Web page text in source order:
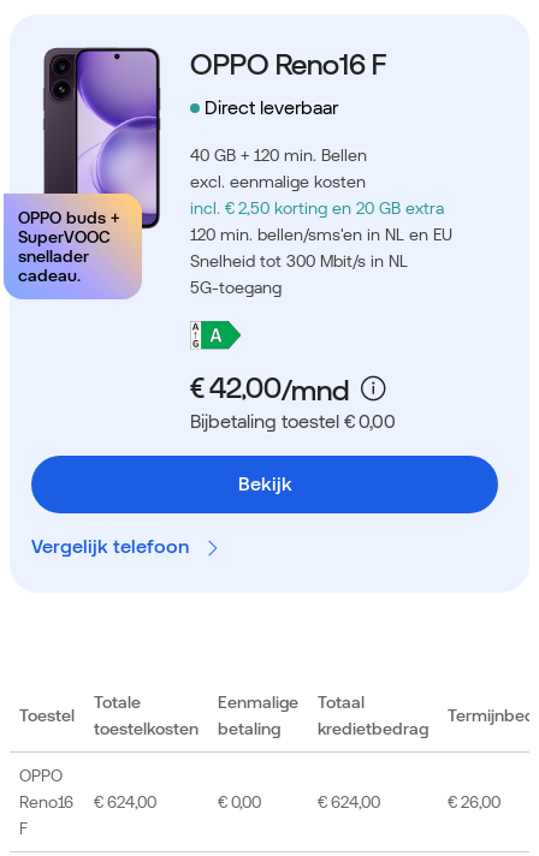
OPPO buds +
SuperVOOC
snellader
cadeau.
OPPO Reno16 F
Direct leverbaar
40 GB + 120 min. Bellen
excl. eenmalige kosten
incl. € 2,50 korting en 20 GB extra
120 min. bellen/sms'en in NL en EU
Snelheid tot 300 Mbit/s in NL
5G-toegang
Bijbetaling toestel € 0,00
Bekijk
Vergelijk telefoon
Toestel
Totale
toestelkosten
Eenmalige
betaling
Totaal
kredietbedrag
OPPO
Reno16
F
€ 624,00 € 0,00 € 624,00 € 26,00